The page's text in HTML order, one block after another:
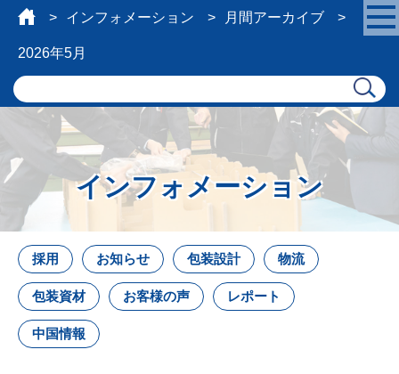
インフォメーション 月間アーカイブ
2026年5月
インフォメーション
採用 お知らせ 包装設計 物流
包装資材 お客様の声 レポート
中国情報